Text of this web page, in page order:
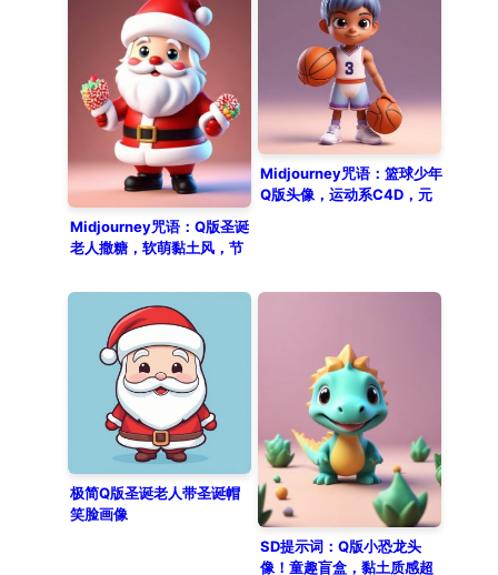
Midjourney咒语：Q版圣诞
老人撒糖，软萌黏土风，节
Midjourney咒语：篮球少年
Q版头像，运动系C4D，元
极简Q版圣诞老人带圣诞帽
笑脸画像
SD提示词：Q版小恐龙头
像！童趣盲盒，黏土质感超